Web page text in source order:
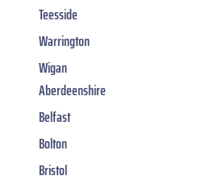
Teesside
Warrington
Wigan
Aberdeenshire
Belfast
Bolton
Bristol